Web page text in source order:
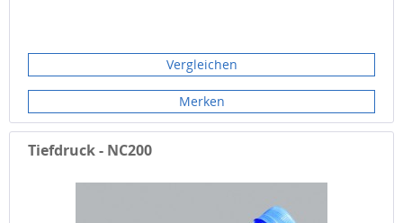
Vergleichen
Merken
Tiefdruck - NC200